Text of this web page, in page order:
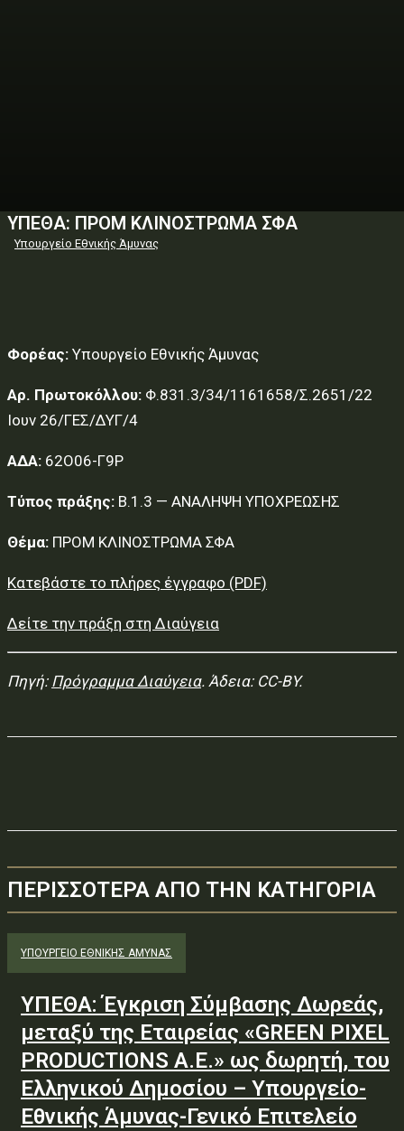
ΥΠΕΘΑ: ΠΡΟΜ ΚΛΙΝΟΣΤΡΩΜΑ ΣΦΑ
Υπουργείο Εθνικής Άμυνας
Φορέας: Υπουργείο Εθνικής Άμυνας
Αρ. Πρωτοκόλλου: Φ.831.3/34/1161658/Σ.2651/22
Ιουν 26/ΓΕΣ/ΔΥΓ/4
ΑΔΑ: 62Ο06-Γ9Ρ
Τύπος πράξης: Β.1.3 — ΑΝΑΛΗΨΗ ΥΠΟΧΡΕΩΣΗΣ
Θέμα: ΠΡΟΜ ΚΛΙΝΟΣΤΡΩΜΑ ΣΦΑ
Κατεβάστε το πλήρες έγγραφο (PDF)
Δείτε την πράξη στη Διαύγεια
Πηγή: Πρόγραμμα Διαύγεια. Άδεια: CC-BY.
ΠΕΡΙΣΣΟΤΕΡΑ ΑΠΟ ΤΗΝ ΚΑΤΗΓΟΡΙΑ
ΥΠΟΥΡΓΕΊΟ ΕΘΝΙΚΉΣ ΆΜΥΝΑΣ
ΥΠΕΘΑ: Έγκριση Σύμβασης Δωρεάς,
μεταξύ της Εταιρείας «GREEN PIXEL
PRODUCTIONS Α.Ε.» ως δωρητή, του
Ελληνικού Δημοσίου – Υπουργείο-
Εθνικής Άμυνας-Γενικό Επιτελείο